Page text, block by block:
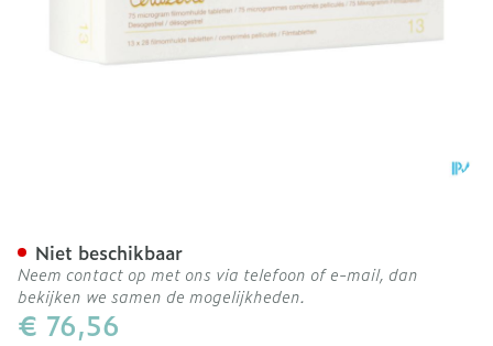
€ 76,56
Niet beschikbaar
Neem contact op met ons via telefoon of e-mail, dan
bekijken we samen de mogelijkheden.